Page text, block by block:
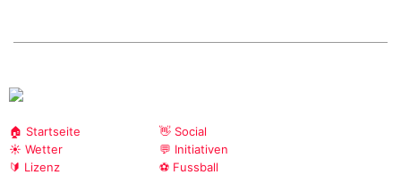
🏠 Startseite
☀️ Wetter
🔰 Lizenz
👋 Social
💬 Initiativen
⚽ Fussball